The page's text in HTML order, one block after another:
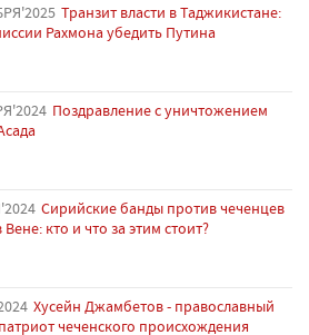
Транзит власти в Таджикистане:
Рахмона убедить Путина
Поздравление с уничтожением
Сирийские банды против чеченцев
Вене: кто и что за этим стоит?
Хусейн Джамбетов - православный
чеченского происхождения